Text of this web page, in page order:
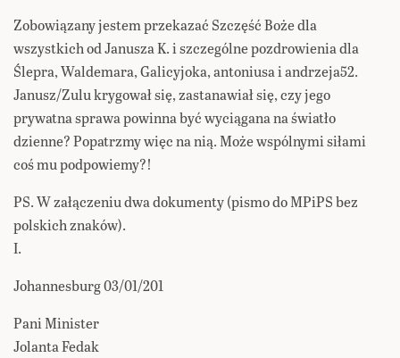
Zobowiązany jestem przekazać Szczęść Boże dla
wszystkich od Janusza K. i szczególne pozdrowienia dla
Ślepra, Waldemara, Galicyjoka, antoniusa i andrzeja52.
Janusz/Zulu krygował się, zastanawiał się, czy jego
prywatna sprawa powinna być wyciągana na światło
dzienne? Popatrzmy więc na nią. Może wspólnymi siłami
coś mu podpowiemy?!
PS. W załączeniu dwa dokumenty (pismo do MPiPS bez
polskich znaków).
I.
Johannesburg 03/01/201
Pani Minister
Jolanta Fedak